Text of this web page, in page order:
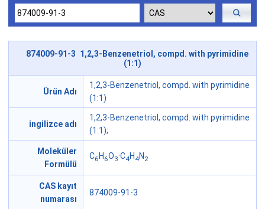
874009-91-3 1,2,3-Benzenetriol, compd. with pyrimidine
(1:1)
Ürün Adı
1,2,3-Benzenetriol, compd. with pyrimidine
(1:1)
ingilizce adı
1,2,3-Benzenetriol, compd. with pyrimidine
(1:1);
Moleküler
Formülü
C6 H 6O3·C4H 4N 2
CAS kayıt
numarası
874009-91-3